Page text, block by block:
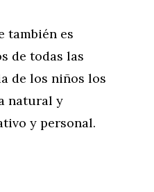
también es
de todas las
de los niños los
natural y
y personal.